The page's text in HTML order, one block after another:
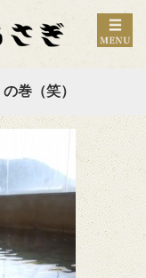
巻（笑）